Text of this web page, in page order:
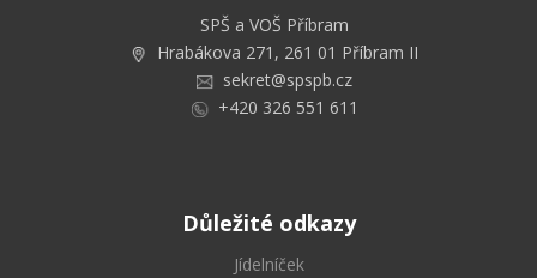
SPŠ a VOŠ Příbram
Hrabákova 271, 261 01 Příbram II
sekret@spspb.cz
+420 326 551 611
Důležité odkazy
Jídelníček